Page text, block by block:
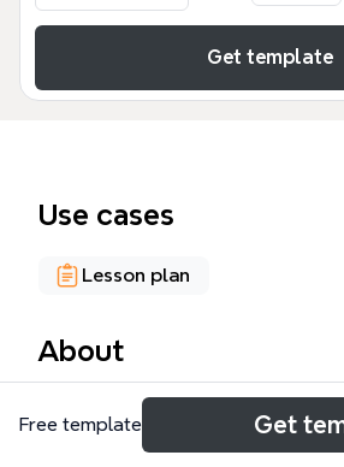
Get template
Use cases
Lesson plan
About
XMIND es un programa gratuito y
(Windows, Mac OS X, Linux) para
Free template Get